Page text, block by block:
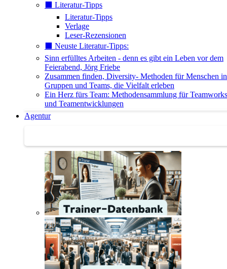
⬛️ Literatur-Tipps
Literatur-Tipps
Verlage
Leser-Rezensionen
⬛️ Neuste Literatur-Tipps:
Sinn erfülltes Arbeiten - denn es gibt ein Leben vor dem
Feierabend, Jörg Friebe
Zusammen finden, Diversity- Methoden für Menschen in
Gruppen und Teams, die Vielfalt erleben
Ein Herz fürs Team: Methodensammlung für
und Teamentwicklungen
Agentur